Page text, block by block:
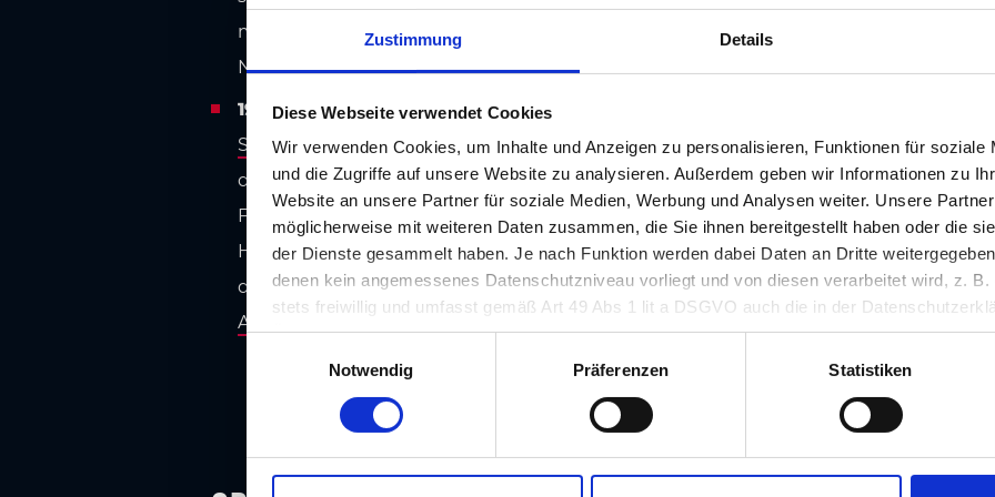
Zustimmung Details
Diese Webseite verwendet Cookies
Wir verwenden Cookies, um Inhalte und Anzeigen zu personalisieren, Funktionen für soziale
und die Zugriffe auf unsere Website zu analysieren. Außerdem geben wir Informationen zu
Website an unsere Partner für soziale Medien, Werbung und Analysen weiter. Unsere
möglicherweise mit weiteren Daten zusammen, die Sie ihnen bereitgestellt haben oder die
der Dienste gesammelt haben. Je nach Funktion werden dabei Daten an Dritte
denen kein angemessenes Datenschutzniveau vorliegt und von diesen verarbeitet wird, z.
stets freiwillig und umfasst gemäß Art 49 Abs 1 lit a DSGVO auch die in der
Übermittlungen an Empfänger in unsicheren Drittstaaten, wie insbesondere den USA. Ihre
unserer Website nicht erforderlich und kann jederzeit auf unserer Seite abgelehnt oder
Notwendig Präferenzen Statistiken
menschlicher Gefühle – von Liebe und Hoffnung bis Vergänglichkeit und Trauer. Im
Nachmittag in Pürgg – zwischen Kultur, Natur und Gesprächen mit Blick auf das
19.09.2026: Schloss Stainz – Blühende Felder:
Zum Abschluss führt uns der
Schloss Stainz. Die Ausstellung "Blühende Felder" greift ebenfalls das verbindende
den Blick auf Kulturlandschaften, landwirtschaftliche Traditionen und ökologische
Fragen nach Biodiversität, Nutzung von Landschaft und nachhaltiger
Historische Objekte treffen auf aktuelle Diskurse – und bieten reichlich
den Generationen. Ausklingen lassen wir den Tag bei Genuss- und Erlebniswelt
Alle Details